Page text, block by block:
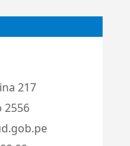
217
2556